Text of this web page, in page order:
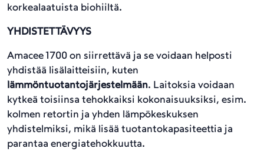
korkealaatuista biohiiltä.
YHDISTETTÄVYYS
Amacee 1700 on siirrettävä ja se voidaan helposti
yhdistää lisälaitteisiin, kuten
lämmöntuotantojärjestelmään. Laitoksia voidaan
kytkeä toisiinsa tehokkaiksi kokonaisuuksiksi, esim.
kolmen retortin ja yhden lämpökeskuksen
yhdistelmiksi, mikä lisää tuotantokapasiteettia ja
parantaa energiatehokkuutta.